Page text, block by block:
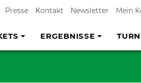
Presse Kontakt Newsletter Mein
ERGEBNISSE